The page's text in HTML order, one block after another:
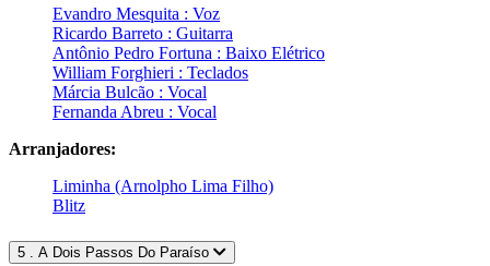
Evandro Mesquita : Voz
Ricardo Barreto : Guitarra
Antônio Pedro Fortuna : Baixo Elétrico
William Forghieri : Teclados
Márcia Bulcão : Vocal
Fernanda Abreu : Vocal
Arranjadores:
Liminha (Arnolpho Lima Filho)
Blitz
5 . A Dois Passos Do Paraíso